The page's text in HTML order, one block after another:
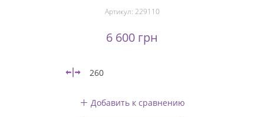
Артикул: 229110
6 600 грн
260
Добавить к сравнению